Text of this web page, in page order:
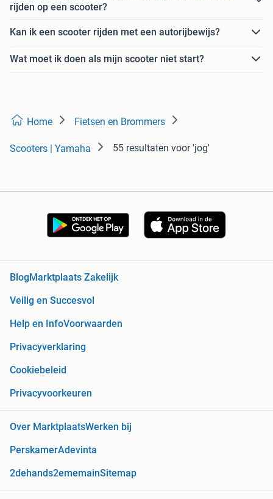
rijden op een scooter?
Kan ik een scooter rijden met een autorijbewijs?
Wat moet ik doen als mijn scooter niet start?
Home Fietsen en Brommers
Scooters | Yamaha 55 resultaten voor 'jog'
BlogMarktplaats Zakelijk
Veilig en Succesvol
Help en InfoVoorwaarden
Privacyverklaring
Cookiebeleid
Privacyvoorkeuren
Over MarktplaatsWerken bij
PerskamerAdevinta
2dehands2ememainSitemap